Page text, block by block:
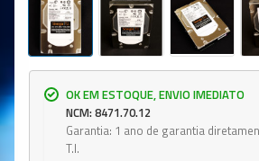
OK EM ESTOQUE, ENVIO IMEDIATO
NCM: 8471.70.12
Garantia: 1 ano de garantia
T.I.